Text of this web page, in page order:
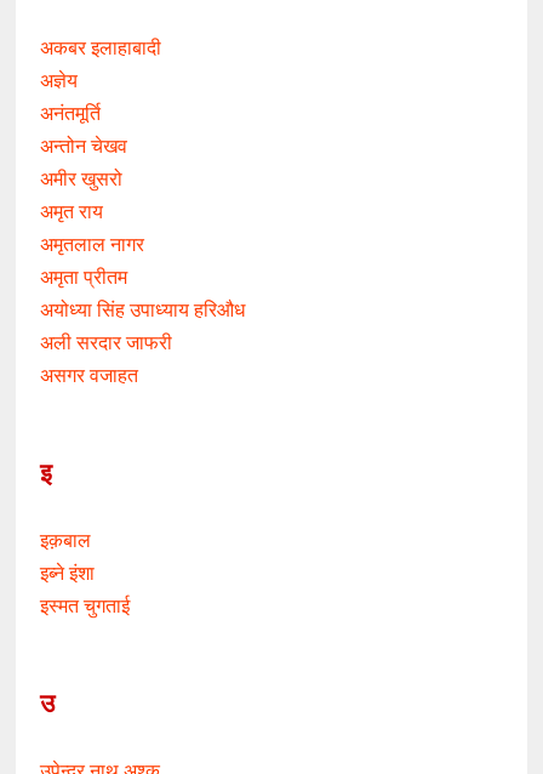
अकबर इलाहाबादी
अज्ञेय
अनंतमूर्ति
अन्तोन चेखव
अमीर खुसरो
अमृत राय
अमृतलाल नागर
अमृता प्रीतम
अयोध्या सिंह उपाध्याय हरिऔध
अली सरदार जाफरी
असगर वजाहत
इ
इक़बाल
इब्ने इंशा
इस्मत चुगताई
उ